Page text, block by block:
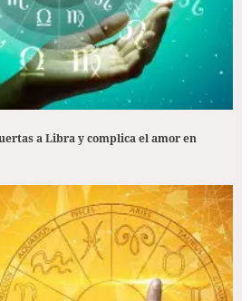
a Libra y complica el amor en